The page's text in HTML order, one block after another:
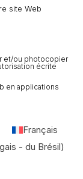
site Web
et/ou photocopier
écrite
en applications
Français
- du Brésil)